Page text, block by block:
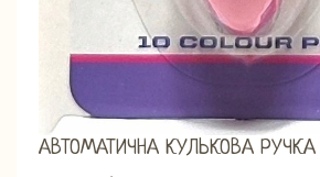
АВТОМАТИЧНА КУЛЬКОВА РУЧКА